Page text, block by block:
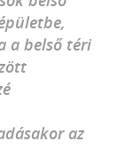
a belső téri
az